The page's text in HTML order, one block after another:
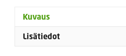
Kuvaus
Lisätiedot